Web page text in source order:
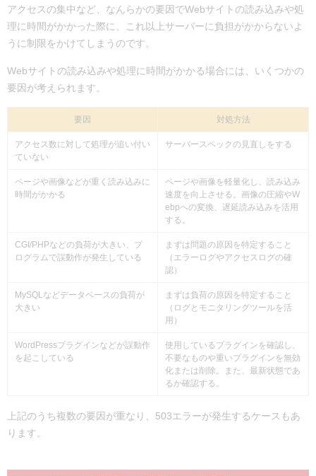
アクセスの集中など、なんらかの要因でWebサイトの読み込みや処
理に時間がかかった際に、これ以上サーバーに負担がかからないよ
うに制限をかけてしまうのです。
Webサイトの読み込みや処理に時間がかかる場合には、いくつかの
要因が考えられます。
要因 対処方法
アクセス数に対して処理が追い付い
ていない
サーバースペックの見直しをする
ページや画像などが重く読み込みに
時間がかかる
ページや画像を軽量化し、読み込み
速度を向上させる。画像の圧縮やW
ebpへの変換、遅延読み込みを活用
する。
CGI/PHPなどの負荷が大きい、プ
ログラムで誤動作が発生している
まずは問題の原因を特定すること
（エラーログやアクセスログの確
認）
MySQLなどデータベースの負荷が
大きい
まずは負荷の原因を特定すること
（ログとモニタリングツールを活
用）
WordPressプラグインなどが誤動作
を起こしている
使用しているプラグインを確認し、
不要なものや重いプラグインを無効
化または削除。また、最新状態であ
るか確認する。
上記のうち複数の要因が重なり、503エラーが発生するケースもあ
ります。